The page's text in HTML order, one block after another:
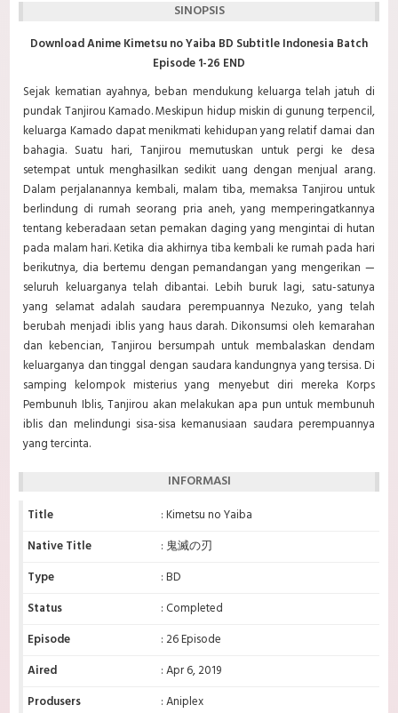
SINOPSIS
Download Anime Kimetsu no Yaiba BD Subtitle Indonesia Batch
Episode 1-26 END
Sejak kematian ayahnya, beban mendukung keluarga telah jatuh di
pundak Tanjirou Kamado. Meskipun hidup miskin di gunung terpencil,
keluarga Kamado dapat menikmati kehidupan yang relatif damai dan
bahagia. Suatu hari, Tanjirou memutuskan untuk pergi ke desa
setempat untuk menghasilkan sedikit uang dengan menjual arang.
Dalam perjalanannya kembali, malam tiba, memaksa Tanjirou untuk
berlindung di rumah seorang pria aneh, yang memperingatkannya
tentang keberadaan setan pemakan daging yang mengintai di hutan
pada malam hari. Ketika dia akhirnya tiba kembali ke rumah pada hari
berikutnya, dia bertemu dengan pemandangan yang mengerikan —
seluruh keluarganya telah dibantai. Lebih buruk lagi, satu-satunya
yang selamat adalah saudara perempuannya Nezuko, yang telah
berubah menjadi iblis yang haus darah. Dikonsumsi oleh kemarahan
dan kebencian, Tanjirou bersumpah untuk membalaskan dendam
keluarganya dan tinggal dengan saudara kandungnya yang tersisa. Di
samping kelompok misterius yang menyebut diri mereka Korps
Pembunuh Iblis, Tanjirou akan melakukan apa pun untuk membunuh
iblis dan melindungi sisa-sisa kemanusiaan saudara perempuannya
yang tercinta.
INFORMASI
Title
: Kimetsu no Yaiba
Native Title
: 鬼滅の刃
Type
: BD
Status
: Completed
Episode
: 26 Episode
Aired
: Apr 6, 2019
Produsers
: Aniplex